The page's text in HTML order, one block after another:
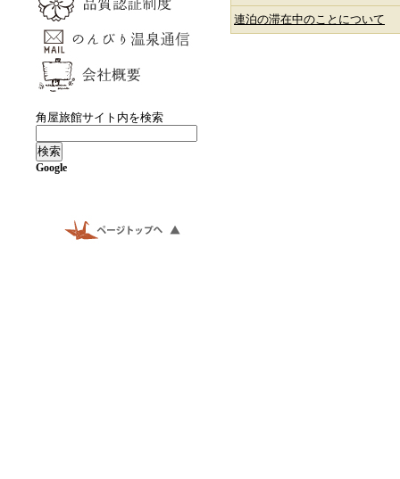
角屋旅館サイト内を検索
Google
連泊の滞在中のことについて